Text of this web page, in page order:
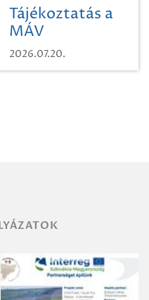
Tájékoztatás a
MÁV
Pályaműködtetési
Zrt. Területi
2026.07.20.